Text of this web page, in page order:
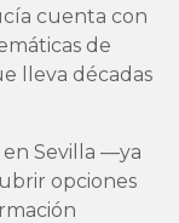
cuenta con
de
lleva décadas
en Sevilla —ya
opciones